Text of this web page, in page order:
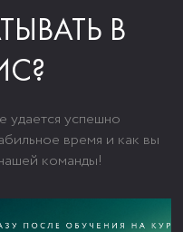
В
удается успешно
время и как вы
команды!